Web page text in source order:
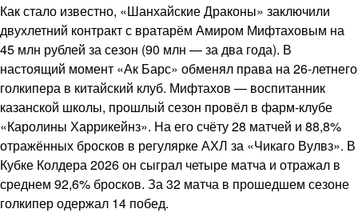
Как стало известно, «Шанхайские Драконы» заключили
двухлетний контракт с вратарём Амиром Мифтаховым на
45 млн рублей за сезон (90 млн — за два года). В
настоящий момент «Ак Барс» обменял права на 26-летнего
голкипера в китайский клуб. Мифтахов — воспитанник
казанской школы, прошлый сезон провёл в фарм-клубе
«Каролины Харрикейнз». На его счёту 28 матчей и 88,8%
отражённых бросков в регулярке АХЛ за «Чикаго Вулвз». В
Кубке Колдера 2026 он сыграл четыре матча и отражал в
среднем 92,6% бросков. За 32 матча в прошедшем сезоне
голкипер одержал 14 побед.